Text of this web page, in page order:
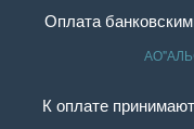
Оплата
К оплате